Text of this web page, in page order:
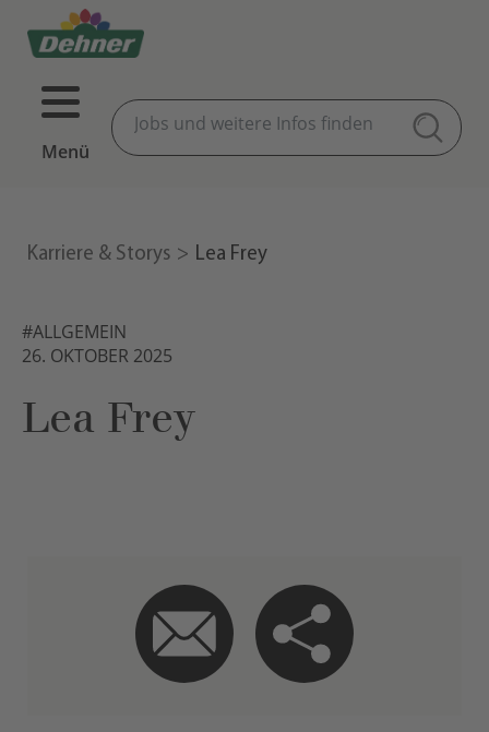
Menü
Karriere & Storys Lea Frey
#ALLGEMEIN
26. OKTOBER 2025
Lea Frey